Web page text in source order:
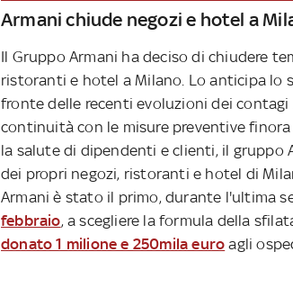
Armani chiude negozi e hotel a
Il Gruppo Armani ha deciso di chiudere
ristoranti e hotel a Milano. Lo anticipa lo
fronte delle recenti evoluzioni dei
continuità con le misure preventive
la salute di dipendenti e clienti, il gruppo
dei propri negozi, ristoranti e hotel di
Armani è stato il primo, durante l'ultima
febbraio, a scegliere la formula della
donato 1 milione e 250mila euro agli